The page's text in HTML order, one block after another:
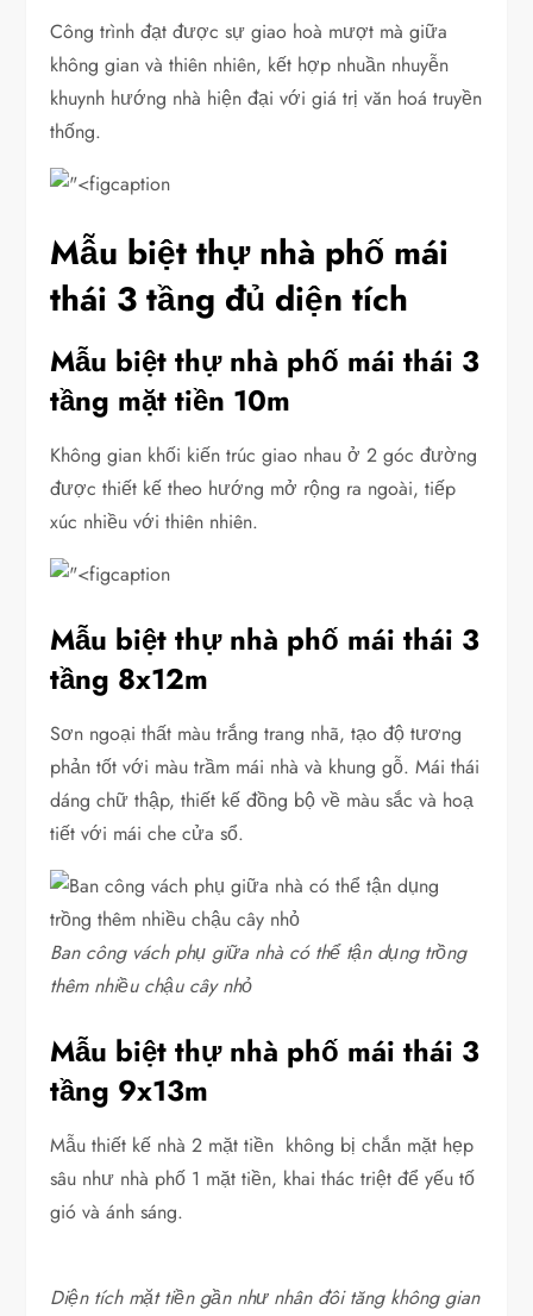
Công trình đạt được sự giao hoà mượt mà giữa
không gian và thiên nhiên, kết hợp nhuần nhuyễn
khuynh hướng nhà hiện đại với giá trị văn hoá truyền
thống.
Mẫu biệt thự nhà phố mái
thái 3 tầng đủ diện tích
Mẫu biệt thự nhà phố mái thái 3
tầng mặt tiền 10m
Không gian khối kiến trúc giao nhau ở 2 góc đường
được thiết kế theo hướng mở rộng ra ngoài, tiếp
xúc nhiều với thiên nhiên.
Mẫu biệt thự nhà phố mái thái 3
tầng 8x12m
Sơn ngoại thất màu trắng trang nhã, tạo độ tương
phản tốt với màu trầm mái nhà và khung gỗ. Mái thái
dáng chữ thập, thiết kế đồng bộ về màu sắc và hoạ
tiết với mái che cửa sổ.
Ban công vách phụ giữa nhà có thể tận dụng trồng
thêm nhiều chậu cây nhỏ
Mẫu biệt thự nhà phố mái thái 3
tầng 9x13m
Mẫu thiết kế nhà 2 mặt tiền không bị chắn mặt hẹp
sâu như nhà phố 1 mặt tiền, khai thác triệt để yếu tố
gió và ánh sáng.
Diện tích mặt tiền gần như nhân đôi tăng không gian